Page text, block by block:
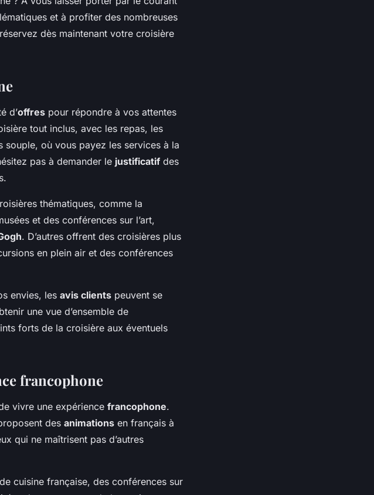
et à profiter des nombreuses
dès maintenant votre croisière
d’offres pour répondre à vos attentes
tout inclus, avec les repas, les
souple, où vous payez les services à la
pas à demander le justificatif des
thématiques, comme la
et des conférences sur l’art,
. D’autres offrent des croisières plus
en plein air et des conférences
envies, les avis clients peuvent se
une vue d’ensemble de
forts de la croisière aux éventuels
francophone
vivre une expérience francophone.
des animations en français à
qui ne maîtrisent pas d’autres
cuisine française, des conférences sur